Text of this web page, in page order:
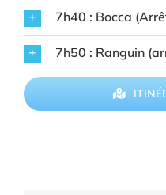
7h40 : Bocca
7h50 : Ranguin